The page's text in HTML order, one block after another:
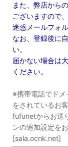
また、弊店から
ございますので、
迷惑メールフォ
なお、登録後に
い。
届かない場合は
ください。
※携帯電話でドメ
をされているお客
fufunetからお送
ンの追加設定を
[sala.ocnk.net]